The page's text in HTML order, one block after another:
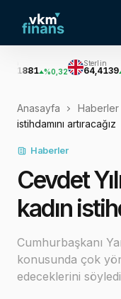
%0,32
Sterlin
64,4139 %0,38
Anasayfa Haberler
istihdamını artıracağız
Haberler
Cevdet
kadın
Cumhurbaşkanı
konusunda çok
edeceklerini söyledi